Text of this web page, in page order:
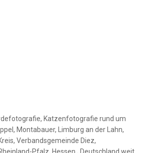
Katzenfotografie rund um
Montabauer, Limburg an der Lahn,
Verbandsgemeinde Diez,